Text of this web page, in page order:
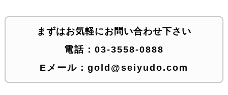
まずはお気軽にお問い合わせ下さい
電話： 03-3558-0888
Eメール： gold@seiyudo.com